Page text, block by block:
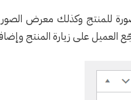
للمنتج وكذلك معرض
العميل على زيارة المنتج